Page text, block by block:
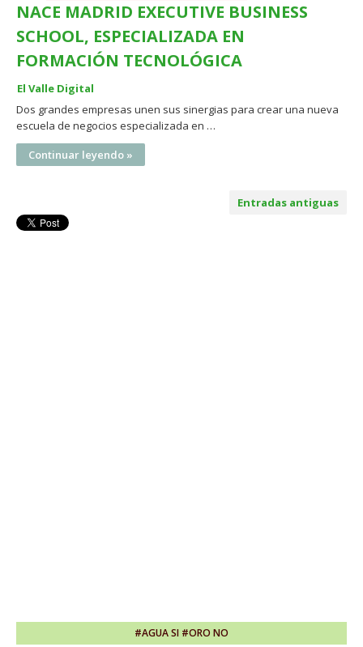
NACE MADRID EXECUTIVE BUSINESS
SCHOOL, ESPECIALIZADA EN
FORMACIÓN TECNOLÓGICA
El Valle Digital
Dos grandes empresas unen sus sinergias para crear una nueva
escuela de negocios especializada en …
Continuar leyendo »
Entradas antiguas
#AGUA SI #ORO NO